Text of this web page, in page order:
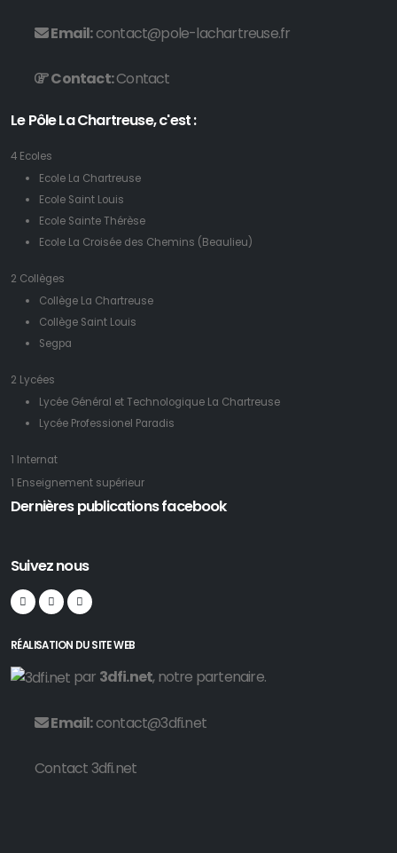
Email:contact@pole-lachartreuse.fr
Contact:Contact
Le Pôle La Chartreuse, c'est :
4 Ecoles
Ecole La Chartreuse
Ecole Saint Louis
Ecole Sainte Thérèse
Ecole La Croisée des Chemins (Beaulieu)
2 Collèges
Collège La Chartreuse
Collège Saint Louis
Segpa
2 Lycées
Lycée Général et Technologique La Chartreuse
Lycée Professionel Paradis
1 Internat
1 Enseignement supérieur
Dernières publications facebook
Suivez nous
RÉALISATION DU SITE WEB
par 3dfi.net, notre partenaire.
Email:contact@3dfi.net
Contact 3dfi.net